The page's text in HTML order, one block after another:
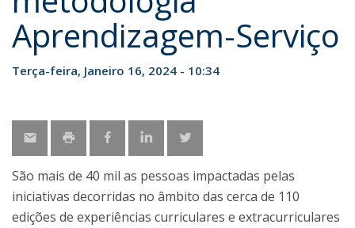
Aprendizagem-Serviço
Terça-feira, Janeiro 16, 2024 - 10:34
São mais de 40 mil as pessoas impactadas pelas
iniciativas decorridas no âmbito das cerca de 110
edições de experiências curriculares e extracurriculares